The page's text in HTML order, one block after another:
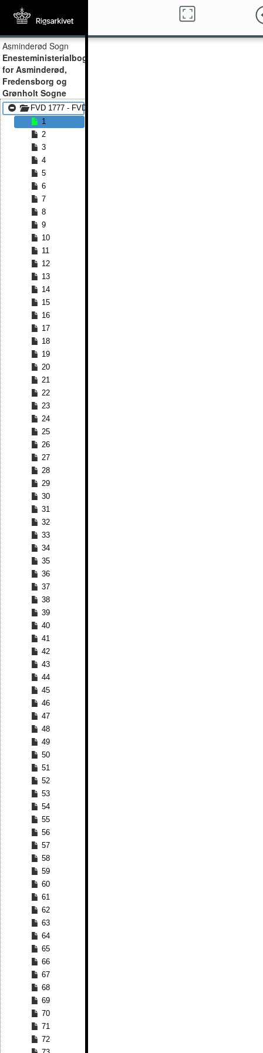
Asminderød Sogn
Enesteministerialbog
for Asminderød,
Fredensborg og
Grønholt Sogne
FVD 1777 - FVD 1794
1
2
3
4
5
6
7
8
9
10
11
12
13
14
15
16
17
18
19
20
21
22
23
24
25
26
27
28
29
30
31
32
33
34
35
36
37
38
39
40
41
42
43
44
45
46
47
48
49
50
51
52
53
54
55
56
57
58
59
60
61
62
63
64
65
66
67
68
69
70
71
72